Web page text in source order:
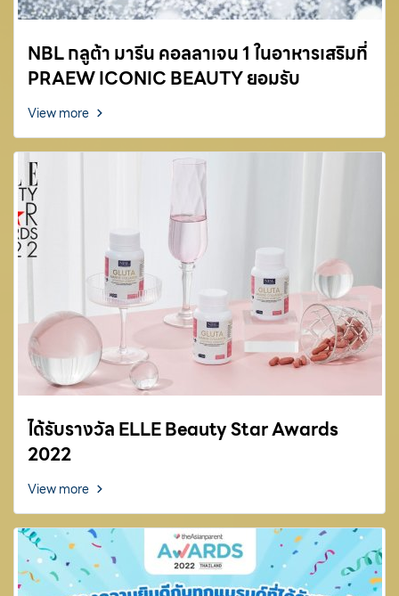
NBL กลูต้า มารีน คอลลาเจน 1 ในอาหารเสริมที่
PRAEW ICONIC BEAUTY ยอมรับ
View more
ได้รับรางวัล ELLE Beauty Star Awards
2022
View more